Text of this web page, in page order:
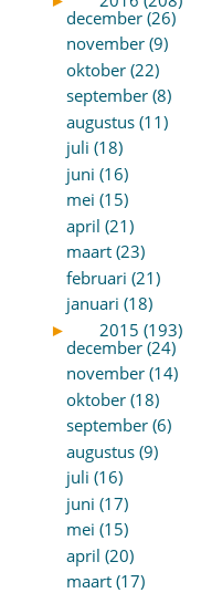
december (26)
november (9)
oktober (22)
september (8)
augustus (11)
juli (18)
juni (16)
mei (15)
april (21)
maart (23)
februari (21)
januari (18)
►
2015 (193)
december (24)
november (14)
oktober (18)
september (6)
augustus (9)
juli (16)
juni (17)
mei (15)
april (20)
maart (17)